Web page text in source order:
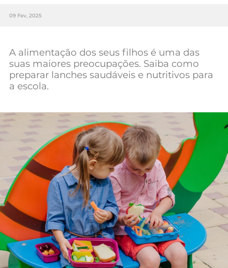
Mães e Bebés
09 Fev, 2025
A alimentação dos seus filhos é uma das
suas maiores preocupações. Saiba como
preparar lanches saudáveis e nutritivos para
a escola.